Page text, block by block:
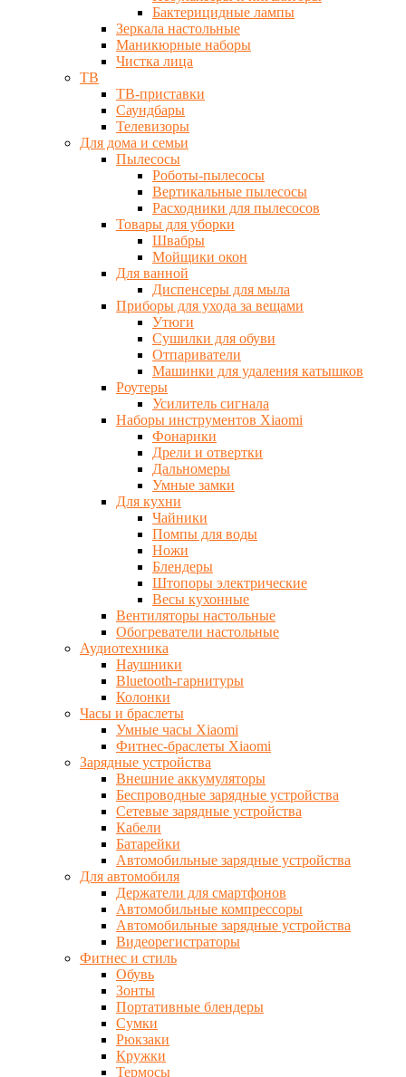
Бактерицидные лампы
Зеркала настольные
Маникюрные наборы
Чистка лица
ТВ
ТВ-приставки
Саундбары
Телевизоры
Для дома и семьи
Пылесосы
Роботы-пылесосы
Вертикальные пылесосы
Расходники для пылесосов
Товары для уборки
Швабры
Мойщики окон
Для ванной
Диспенсеры для мыла
Приборы для ухода за вещами
Утюги
Сушилки для обуви
Отпариватели
Машинки для удаления катышков
Роутеры
Усилитель сигнала
Наборы инструментов Xiaomi
Фонарики
Дрели и отвертки
Дальномеры
Умные замки
Для кухни
Чайники
Помпы для воды
Ножи
Блендеры
Штопоры электрические
Весы кухонные
Вентиляторы настольные
Обогреватели настольные
Аудиотехника
Наушники
Bluetooth-гарнитуры
Колонки
Часы и браслеты
Умные часы Xiaomi
Фитнес-браслеты Xiaomi
Зарядные устройства
Внешние аккумуляторы
Беспроводные зарядные устройства
Сетевые зарядные устройства
Кабели
Батарейки
Автомобильные зарядные устройства
Для автомобиля
Держатели для смартфонов
Автомобильные компрессоры
Автомобильные зарядные устройства
Видеорегистраторы
Фитнес и стиль
Обувь
Зонты
Портативные блендеры
Сумки
Рюкзаки
Кружки
Термосы